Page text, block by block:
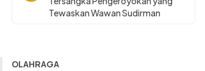
Tewaskan Wawan Sudirman
OLAHRAGA